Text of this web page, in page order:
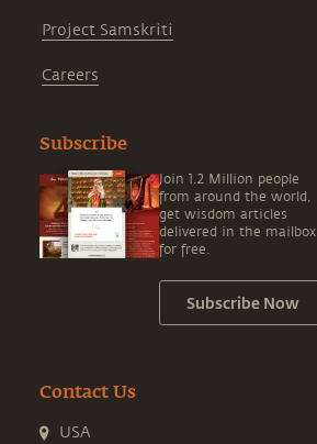
Project Samskriti
Careers
Subscribe
Join 1.2 Million people
from around the world,
get wisdom articles
delivered in the mailbox
for free.
Subscribe Now
Contact Us
USA